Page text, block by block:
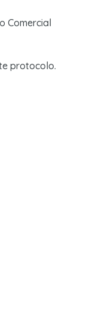
Comercial
protocolo.